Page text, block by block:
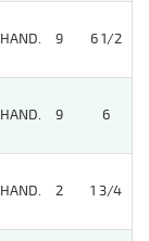
HAND. 9 6 1/2
HAND. 9 6
HAND. 2 1 3/4